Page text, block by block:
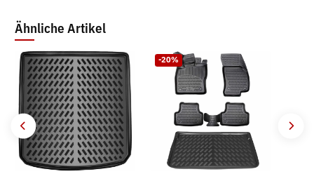
Ähnliche Artikel
-20%